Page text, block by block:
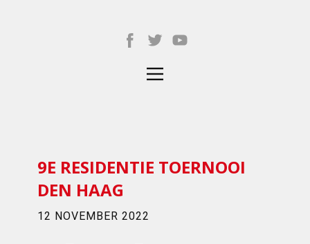
9E RESIDENTIE TOERNOOI
DEN HAAG
12 NOVEMBER 2022